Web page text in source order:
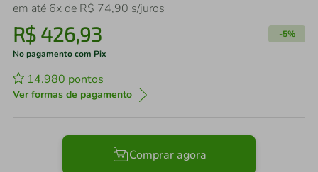
em até 6x de R$ 74,90 s/juros
R$ 426,93 -5%
No pagamento com Pix
14.980 pontos
Ver formas de pagamento
Comprar agora